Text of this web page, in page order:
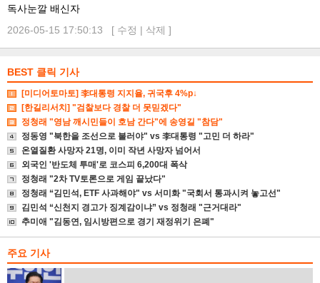
독사눈깔 배신자
2026-05-15 17:50:13 [ 수정 | 삭제 ]
BEST 클릭 기사
[미디어토마토] 李대통령 지지율, 귀국후 4%p↓
[한길리서치] "검찰보다 경찰 더 못믿겠다"
정청래 "영남 깨시민들이 호남 간다"에 송영길 "참담"
정동영 "북한을 조선으로 불러야" vs 李대통령 "고민 더 하라"
온열질환 사망자 21명, 이미 작년 사망자 넘어서
외국인 '반도체 투매'로 코스피 6,200대 폭삭
정청래 "2차 TV토론으로 게임 끝났다"
정청래 “김민석, ETF 사과해야" vs 서미화 "국회서 통과시켜 놓고선"
김민석 “신천지 경고가 징계감이냐” vs 정청래 "근거대라"
추미애 "김동연, 임시방편으로 경기 재정위기 은폐"
주요 기사